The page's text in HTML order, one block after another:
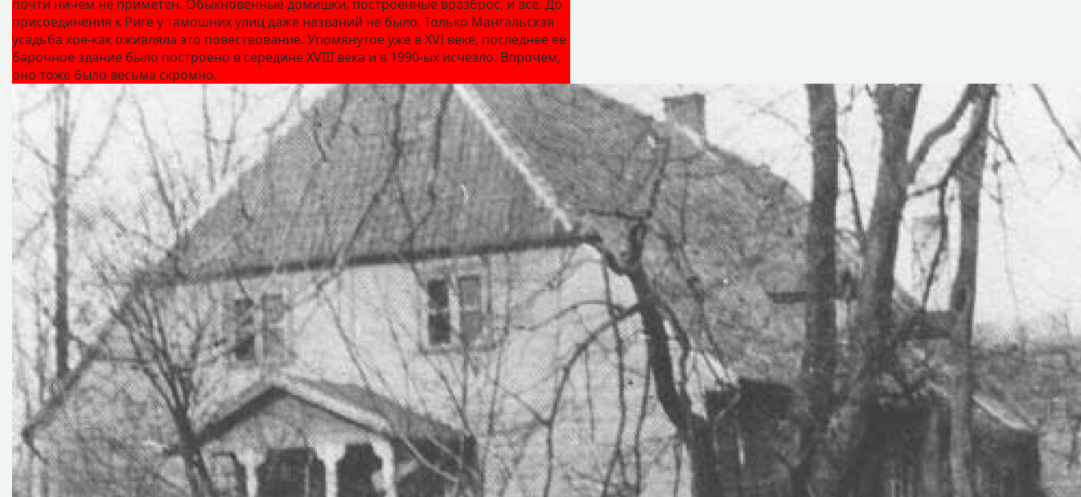
почти ничем не приметен. Обыкновенные домишки, построенные вразброс, и всё. До
присоединения к Риге у тамошних улиц даже названий не было. Только Мангальская
усадьба кое‑как оживляла это повествование. Упомянутое уже в XVI веке, последнее её
барочное здание было построено в середине XVIII века и в 1990-ых исчезло. Впрочем,
оно тоже было весьма скромно.